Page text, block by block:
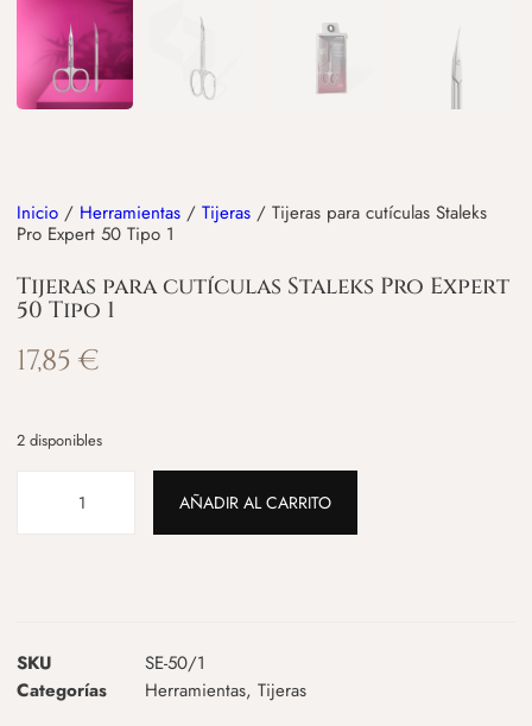
Inicio / Herramientas / Tijeras / Tijeras para cutículas Staleks
Pro Expert 50 Tipo 1
Tijeras para cutículas Staleks Pro Expert
50 Tipo 1
17,85 €
2 disponibles
AÑADIR AL CARRITO
SKU
SE-50/1
Categorías
Herramientas, Tijeras